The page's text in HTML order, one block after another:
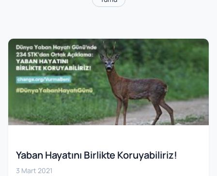
Yaban Hayatını Birlikte Koruyabiliriz!
3 Mart 2021